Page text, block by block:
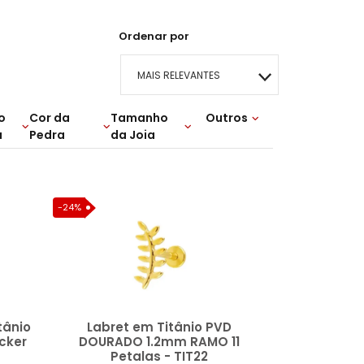
Ordenar por
MAIS RELEVANTES
MAIS VENDIDOS
A - Z
Cor da
Pedra
Tamanho
da Joia
Outros
Lançamentos
-24%
Labret em Titânio PVD
DOURADO 1.2mm RAMO 11
Petalas - TIT22